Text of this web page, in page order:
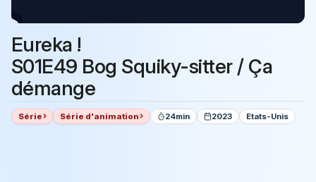
Eureka !
S01E49 Bog Squiky-sitter / Ça
démange
Série Série d'animation 24min 2023 Etats-Unis